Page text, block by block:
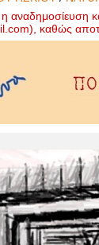
η αναδημοσίευση
), καθώς